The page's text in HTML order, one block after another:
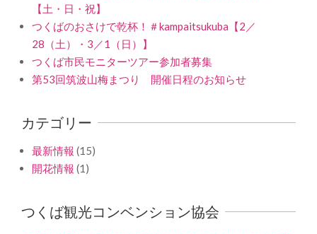
【土・日・祝】
つくばのおさけで乾杯！＃kampaitsukuba【2／
28（土）・3／1（日）】
つくば市民モニターツアー参加者募集
第53回筑波山梅まつり 開催日程のお知らせ
カテゴリー
最新情報 (15)
開花情報 (1)
つくば観光コンベンション協会